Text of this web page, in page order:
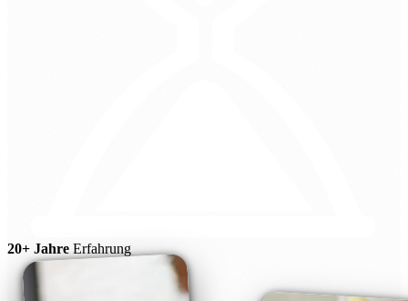
20+ Jahre Erfahrung